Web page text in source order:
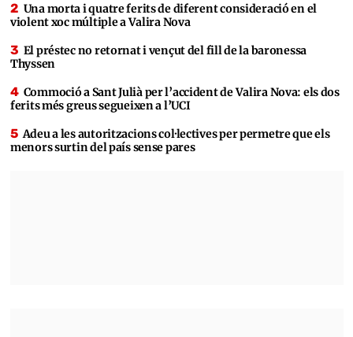
Una morta i quatre ferits de diferent consideració en el
violent xoc múltiple a Valira Nova
El préstec no retornat i vençut del fill de la baronessa
Thyssen
Commoció a Sant Julià per l’accident de Valira Nova: els dos
ferits més greus segueixen a l’UCI
Adeu a les autoritzacions col·lectives per permetre que els
menors surtin del país sense pares